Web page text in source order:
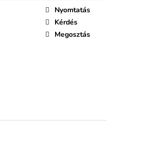
Nyomtatás
Kérdés
Megosztás